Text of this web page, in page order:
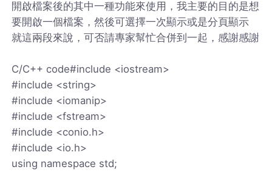
開啟檔案後的其中一種功能來使用，我主要的目的是想
要開啟一個檔案，然後可選擇一次顯示或是分頁顯示
就這兩段來說，可否請專家幫忙合併到一起，感謝感謝
C/C++ code#include <iostream>
#include <string>
#include <iomanip>
#include <fstream>
#include <conio.h>
#include <io.h>
using namespace std;